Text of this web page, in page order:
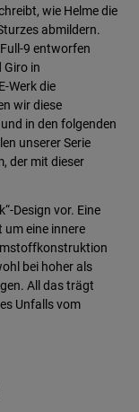
wie Helme die
abmildern.
9 entworfen
in
Werk die
wir diese
in den folgenden
unserer Serie
der mit dieser
Design vor. Eine
eine innere
bei hoher als
All das trägt
Unfalls vom